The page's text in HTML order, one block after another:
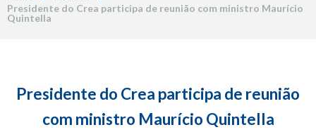
Presidente do Crea participa de reunião com ministro Maurício
Quintella
Presidente do Crea participa de reunião
com ministro Maurício Quintella